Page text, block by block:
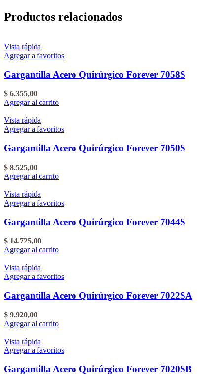
Productos relacionados
Vista rápida
Agregar a favoritos
Gargantilla Acero Quirúrgico Forever 7058S
$ 6.355,00
Agregar al carrito
Vista rápida
Agregar a favoritos
Gargantilla Acero Quirúrgico Forever 7050S
$ 8.525,00
Agregar al carrito
Vista rápida
Agregar a favoritos
Gargantilla Acero Quirúrgico Forever 7044S
$ 14.725,00
Agregar al carrito
Vista rápida
Agregar a favoritos
Gargantilla Acero Quirúrgico Forever 7022SA
$ 9.920,00
Agregar al carrito
Vista rápida
Agregar a favoritos
Gargantilla Acero Quirúrgico Forever 7020SB